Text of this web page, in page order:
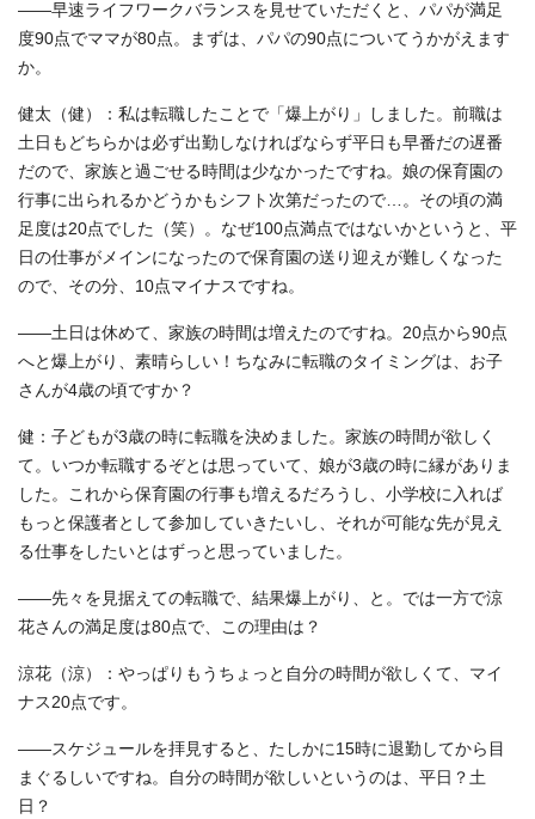
――早速ライフワークバランスを見せていただくと、パパが満足
度90点でママが80点。まずは、パパの90点についてうかがえます
か。
健太（健）：私は転職したことで「爆上がり」しました。前職は
土日もどちらかは必ず出勤しなければならず平日も早番だの遅番
だので、家族と過ごせる時間は少なかったですね。娘の保育園の
行事に出られるかどうかもシフト次第だったので…。その頃の満
足度は20点でした（笑）。なぜ100点満点ではないかというと、平
日の仕事がメインになったので保育園の送り迎えが難しくなった
ので、その分、10点マイナスですね。
――土日は休めて、家族の時間は増えたのですね。20点から90点
へと爆上がり、素晴らしい！ちなみに転職のタイミングは、お子
さんが4歳の頃ですか？
健：子どもが3歳の時に転職を決めました。家族の時間が欲しく
て。いつか転職するぞとは思っていて、娘が3歳の時に縁がありま
した。これから保育園の行事も増えるだろうし、小学校に入れば
もっと保護者として参加していきたいし、それが可能な先が見え
る仕事をしたいとはずっと思っていました。
――先々を見据えての転職で、結果爆上がり、と。では一方で涼
花さんの満足度は80点で、この理由は？
涼花（涼）：やっぱりもうちょっと自分の時間が欲しくて、マイ
ナス20点です。
――スケジュールを拝見すると、たしかに15時に退勤してから目
まぐるしいですね。自分の時間が欲しいというのは、平日？土
日？